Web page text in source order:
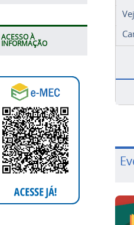
ACESSO À
INFORMAÇÃO